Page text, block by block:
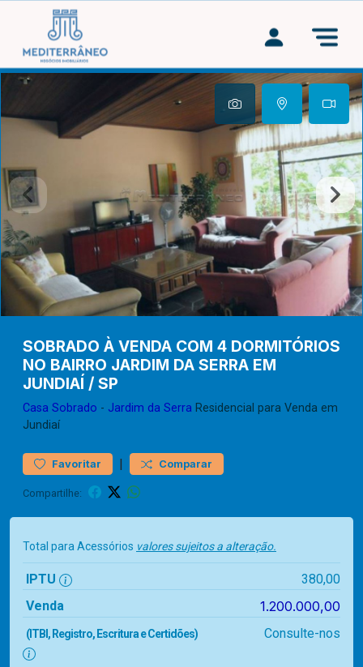
SOBRADO À VENDA COM 4 DORMITÓRIOS
NO BAIRRO JARDIM DA SERRA EM
JUNDIAÍ / SP
Casa Sobrado - Jardim da Serra Residencial para Venda em
Jundiaí
Favoritar | Comparar
Compartilhe:
Total para Acessórios valores sujeitos a alteração.
IPTU
380,00
Venda
1.200.000,00
(ITBI, Registro, Escritura e Certidões) Consulte-nos